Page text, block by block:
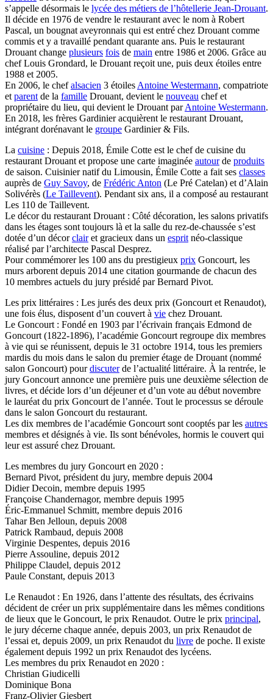
s’appelle désormais le lycée des métiers de l’hôtellerie Jean-Drouant.
Il décide en 1976 de vendre le restaurant avec le nom à Robert
Pascal, un bougnat aveyronnais qui est entré chez Drouant comme
commis et y a travaillé pendant quarante ans. Puis le restaurant
Drouant change plusieurs fois de main entre 1986 et 2006. Grâce au
chef Louis Grondard, le Drouant reçoit une, puis deux étoiles entre
1988 et 2005.
En 2006, le chefalsacien 3 étoiles Antoine Westermann, compatriote
et parent de la famille Drouant, devient le nouveau chef et
propriétaire du lieu, qui devient le Drouant parAntoine Westermann.
En 2018, les frères Gardinier acquièrent le restaurant Drouant,
intégrant dorénavant le groupe Gardinier & Fils.
La cuisine : Depuis 2018, Émile Cotte est le chef de cuisine du
restaurant Drouant et propose une carte imaginée autourde produits
de saison. Cuisinier natif du Limousin, Émile Cotte a fait ses classes
auprès de Guy Savoy, de Frédéric Anton (Le Pré Catelan) et d’Alain
Solivérès (Le Taillevent). Pendant six ans, il a composé au restaurant
Les 110 de Taillevent.
Le décor du restaurant Drouant : Côté décoration, les salons privatifs
dans les étages sont toujours là et la salle du rez-de-chaussée s’est
dotée d’un décorclairet gracieux dans un esprit néo-classique
réalisé par l’architecte Pascal Desprez.
Pour commémorer les 100 ans du prestigieux prix Goncourt, les
murs arborent depuis 2014 une citation gourmande de chacun des
10 membres actuels du jury présidé par Bernard Pivot.
Les prix littéraires : Les jurés des deux prix (Goncourt et Renaudot),
une fois élus, disposent d’un couvert à vie chez Drouant.
Le Goncourt : Fondé en 1903 par l’écrivain français Edmond de
Goncourt (1822-1896), l’académie Goncourt regroupe dix membres
à vie qui se réunissent, depuis le 31 octobre 1914, tous les premiers
mardis du mois dans le salon du premier étage de Drouant (nommé
salon Goncourt) pourdiscuterde l’actualité littéraire. À la rentrée, le
jury Goncourt annonce une première puis une deuxième sélection de
livres, et décide lors d’un déjeuner et d’un vote au début novembre
le lauréat du prix Goncourt de l’année. Tout le processus se déroule
dans le salon Goncourt du restaurant.
Les dix membres de l’académie Goncourt sont cooptés par les autres
membres et désignés à vie. Ils sont bénévoles, hormis le couvert qui
leur est assuré chez Drouant.
Les membres du jury Goncourt en 2020 :
Bernard Pivot, président du jury, membre depuis 2004
Didier Decoin, membre depuis 1995
Françoise Chandernagor, membre depuis 1995
Éric-Emmanuel Schmitt, membre depuis 2016
Tahar Ben Jelloun, depuis 2008
Patrick Rambaud, depuis 2008
Virginie Despentes, depuis 2016
Pierre Assouline, depuis 2012
Philippe Claudel, depuis 2012
Paule Constant, depuis 2013
Le Renaudot : En 1926, dans l’attente des résultats, des écrivains
décident de créer un prix supplémentaire dans les mêmes conditions
de lieux que le Goncourt, le prix Renaudot. Outre le prix principal,
le jury décerne chaque année, depuis 2003, un prix Renaudot de
l’essai et, depuis 2009, un prix Renaudot du livre de poche. Il existe
également depuis 1992 un prix Renaudot des lycéens.
Les membres du prix Renaudot en 2020 :
Christian Giudicelli
Dominique Bona
Franz-Olivier Giesbert